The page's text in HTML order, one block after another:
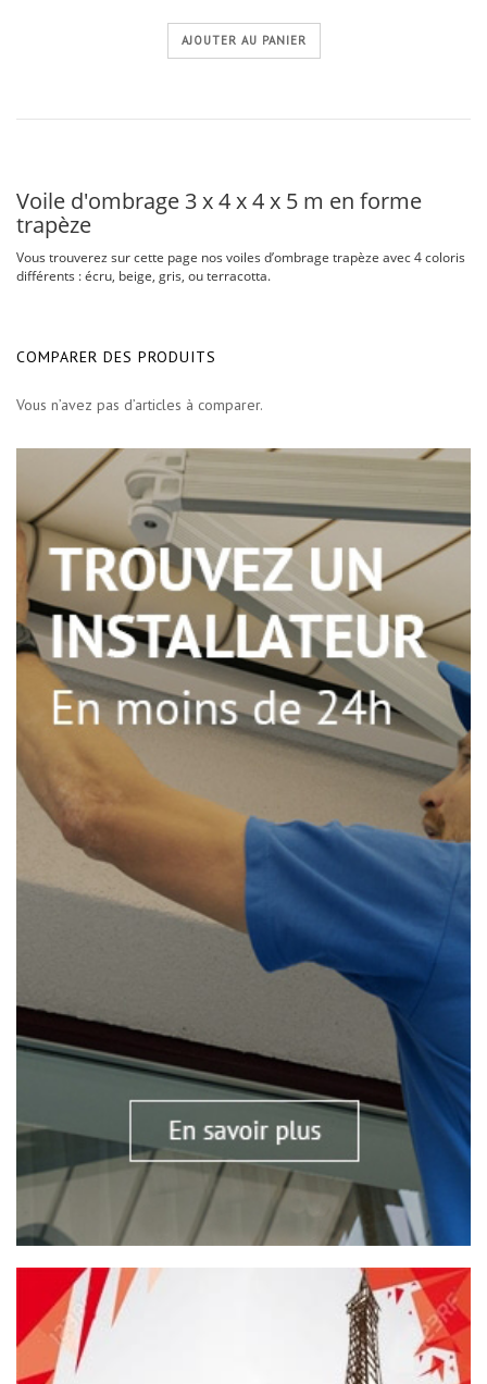
AJOUTER AU PANIER
Voile d'ombrage 3 x 4 x 4 x 5 m en forme
trapèze
Vous trouverez sur cette page nos voiles d’ombrage trapèze avec 4 coloris
différents : écru, beige, gris, ou terracotta.
COMPARER DES PRODUITS
Vous n’avez pas d’articles à comparer.